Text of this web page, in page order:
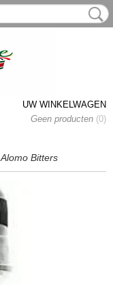
UW WINKELWAGEN
Geen producten (0)
Alomo Bitters